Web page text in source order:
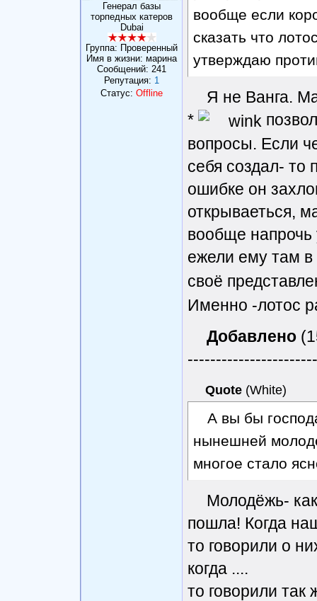
Генерал базы
торпедных катеров
Dubai
Группа: Проверенный
Имя в жизни: марина
Сообщений: 241
Репутация: 1
Статус: Offline
вообще если
сказать что
утверждаю
Я не Ванга.
*
вопросы. Если
себя создал- то
ошибке он
открываеться,
вообще напрочь
ежели ему там
своё
Именно -лотос
Добавлено
Quote (White)
А вы бы
нынешней
многое стало
Молодёжь-
пошла! Когда
то говорили о
когда ....
то говорили так